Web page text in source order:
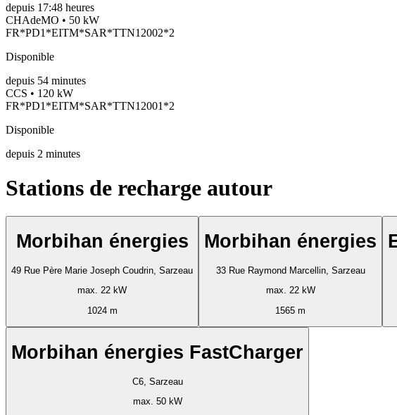
depuis 17:48 heures
CHAdeMO • 50 kW
FR*PD1*EITM*SAR*TTN12002*2
Disponible
depuis 54 minutes
CCS • 120 kW
FR*PD1*EITM*SAR*TTN12001*2
Disponible
depuis 2 minutes
Stations de recharge autour
Morbihan énergies
49 Rue Père Marie Joseph Coudrin, Sarzeau
max. 22 kW
1024 m
Morbihan énergies
33 Rue Raymond Marcellin, Sarzeau
max. 22 kW
1565 m
Morbihan énergies FastCharger
C6, Sarzeau
max. 50 kW